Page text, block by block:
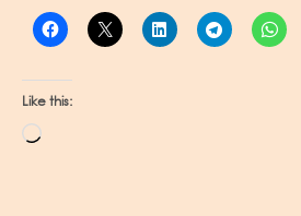
Like this:
Loading…